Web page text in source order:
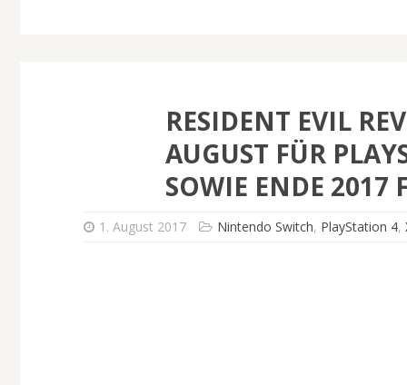
RESIDENT EVIL
AUGUST FÜR
SOWIE ENDE 2017
1. August 2017 Nintendo Switch, PlayStation 4,